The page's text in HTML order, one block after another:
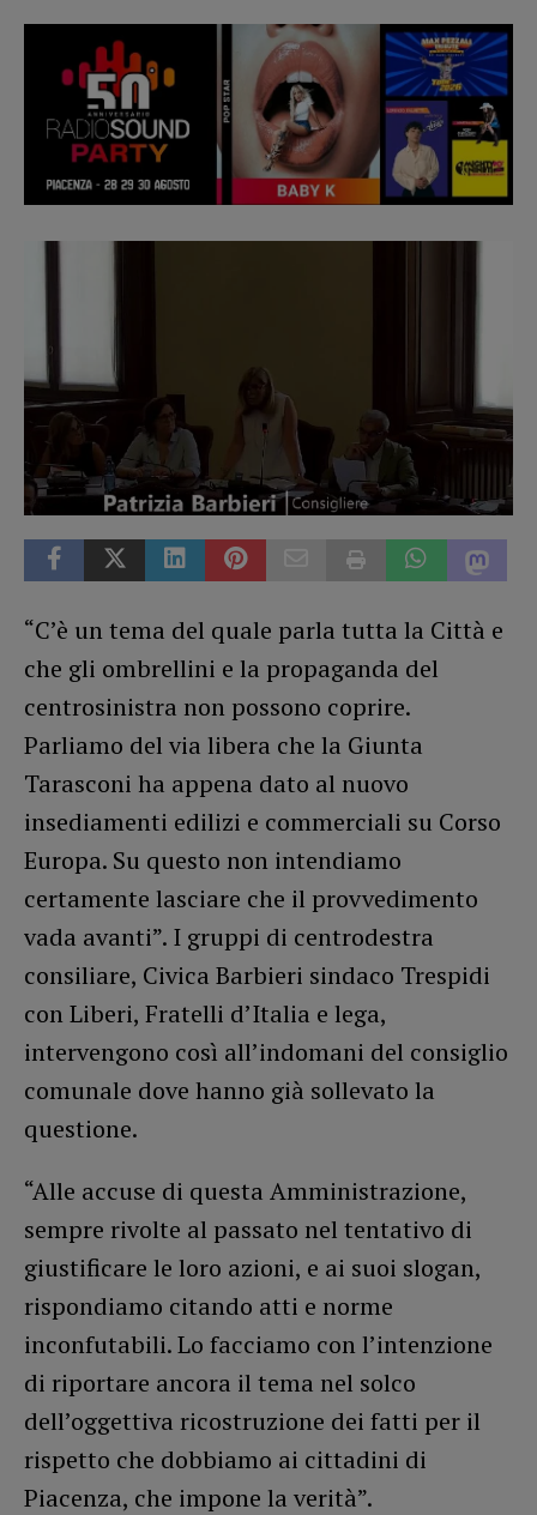
“C’è un tema del quale parla tutta la Città e
che gli ombrellini e la propaganda del
centrosinistra non possono coprire.
Parliamo del via libera che la Giunta
Tarasconi ha appena dato al nuovo
insediamenti edilizi e commerciali su Corso
Europa. Su questo non intendiamo
certamente lasciare che il provvedimento
vada avanti”. I gruppi di centrodestra
consiliare, Civica Barbieri sindaco Trespidi
con Liberi, Fratelli d’Italia e lega,
intervengono così all’indomani del consiglio
comunale dove hanno già sollevato la
questione.
“Alle accuse di questa Amministrazione,
sempre rivolte al passato nel tentativo di
giustificare le loro azioni, e ai suoi slogan,
rispondiamo citando atti e norme
inconfutabili. Lo facciamo con l’intenzione
di riportare ancora il tema nel solco
dell’oggettiva ricostruzione dei fatti per il
rispetto che dobbiamo ai cittadini di
Piacenza, che impone la verità”.